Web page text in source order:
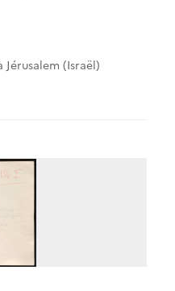
(Israël)